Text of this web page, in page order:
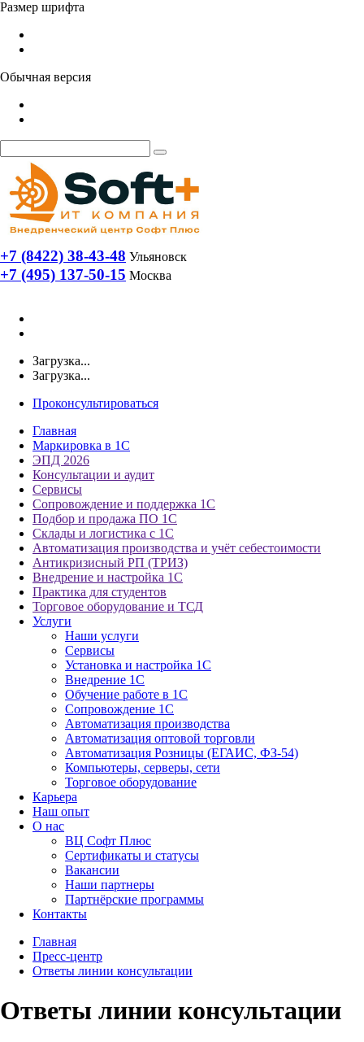
Размер шрифта
Обычная версия
+7 (8422) 38-43-48 Ульяновск
+7 (495) 137-50-15 Москва
Загрузка...
Загрузка...
Проконсультироваться
Главная
Маркировка в 1С
ЭПД 2026
Консультации и аудит
Сервисы
Сопровождение и поддержка 1С
Подбор и продажа ПО 1С
Склады и логистика с 1С
Автоматизация производства и учёт себестоимости
Антикризисный РП (ТРИЗ)
Внедрение и настройка 1С
Практика для студентов
Торговое оборудование и ТСД
Услуги
Наши услуги
Сервисы
Установка и настройка 1С
Внедрение 1С
Обучение работе в 1С
Сопровождение 1С
Автоматизация производства
Автоматизация оптовой торговли
Автоматизация Розницы (ЕГАИС, ФЗ-54)
Компьютеры, серверы, сети
Торговое оборудование
Карьера
Наш опыт
О нас
ВЦ Софт Плюс
Сертификаты и статусы
Вакансии
Наши партнеры
Партнёрские программы
Контакты
Главная
Пресс-центр
Ответы линии консультации
Ответы линии консультации